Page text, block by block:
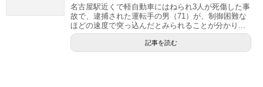
名古屋駅近くで軽自動車にはねられ3人が死傷した事
故で、逮捕された運転手の男（71）が、制御困難な
ほどの速度で突っ込んだとみられることが分かり...
記事を読む